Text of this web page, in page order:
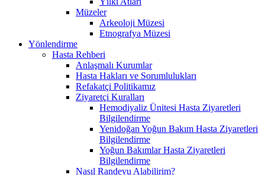
Müzeler
Arkeoloji Müzesi
Etnografya Müzesi
Yönlendirme
Hasta Rehberi
Anlaşmalı Kurumlar
Hasta Hakları ve Sorumlulukları
Refakatçi Politikamız
Ziyaretçi Kuralları
Hemodiyaliz Ünitesi Hasta Ziyaretleri
Bilgilendirme
Yenidoğan Yoğun Bakım Hasta Ziyaretleri
Bilgilendirme
Yoğun Bakımlar Hasta Ziyaretleri
Bilgilendirme
Nasıl Randevu Alabilirim?